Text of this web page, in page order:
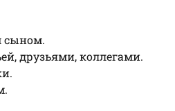
сыном.
друзьями, коллегами.